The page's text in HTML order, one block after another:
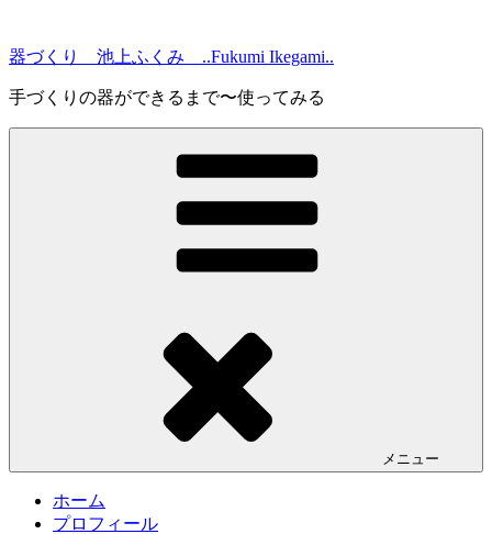
テ
ン
ツ
へ
器づくり 池上ふくみ ..Fukumi Ikegami..
手づくりの器ができるまで〜使ってみる
メニュー
ホーム
プロフィール